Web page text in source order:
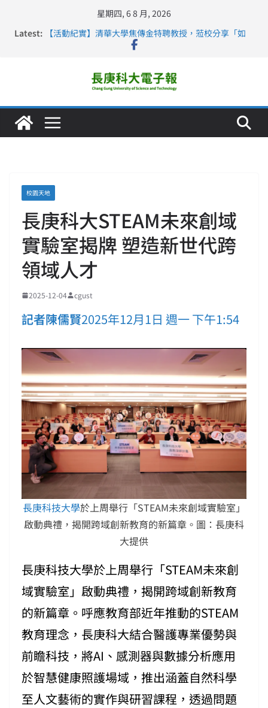
星期四, 6 8 月, 2026
Latest:
【活動紀實】清華大學焦傳金特聘教授，蒞校分享「如
長庚科大連四年穩居《遠見》醫學大學第5名 辦學實力再
深化永續醫療 長庚科大攜菲、印頂尖大學跨國合作
長庚科大護理系勇奪2026羅馬尼亞歐洲盃國際發明展雙
金牌暨雙特別獎 AI智慧照護與護理教育創新獲國際肯定
校園天地
長庚科大STEAM未來創域
實驗室揭牌 塑造新世代跨
領域人才
2025-12-04 cgust
記者陳儒賢2025年12月1日 週一 下午1:54
長庚科技大學於上周舉行「STEAM未來創域實驗室」
啟動典禮，揭開跨域創新教育的新篇章。圖：長庚科
大提供
長庚科技大學於上周舉行「STEAM未來創
域實驗室」啟動典禮，揭開跨域創新教育
的新篇章。呼應教育部近年推動的STEAM
教育理念，長庚科大結合醫護專業優勢與
前瞻科技，將AI、感測器與數據分析應用
於智慧健康照護場域，推出涵蓋自然科學
至人文藝術的實作與研習課程，透過問題